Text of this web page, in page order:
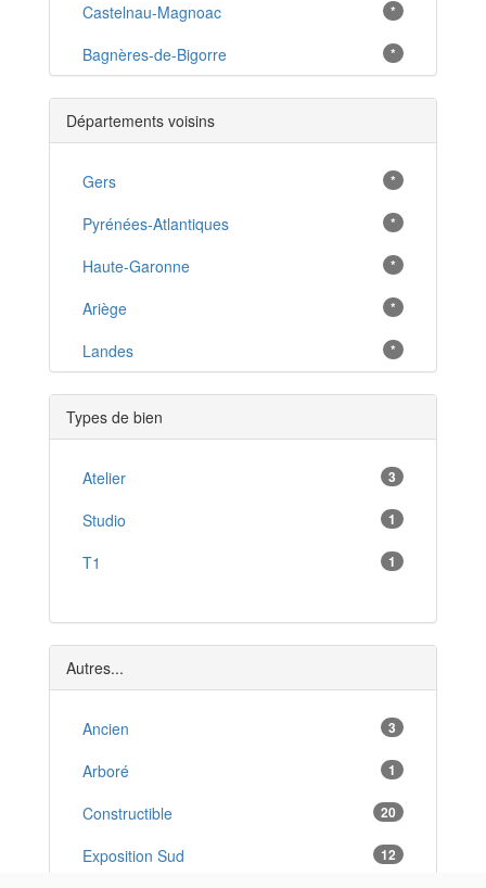
Castelnau-Magnoac *
Bagnères-de-Bigorre *
Vic-en-Bigorre *
Lannemezan *
Maubourguet *
Luz-Saint-Sauveur *
Aureilhan *
Monléon-Magnoac *
Juillan *
Madiran *
Trie-sur-Baïse *
Cauterets *
Séméac *
Ibos *
Orleix *
Ossun *
Départements voisins
Gers *
Pyrénées-Atlantiques *
Haute-Garonne *
Ariège *
Landes *
Types de bien
Atelier 3
Studio 1
T1 1
Autres...
Ancien 3
Arboré 1
Constructible 20
Exposition Sud 12